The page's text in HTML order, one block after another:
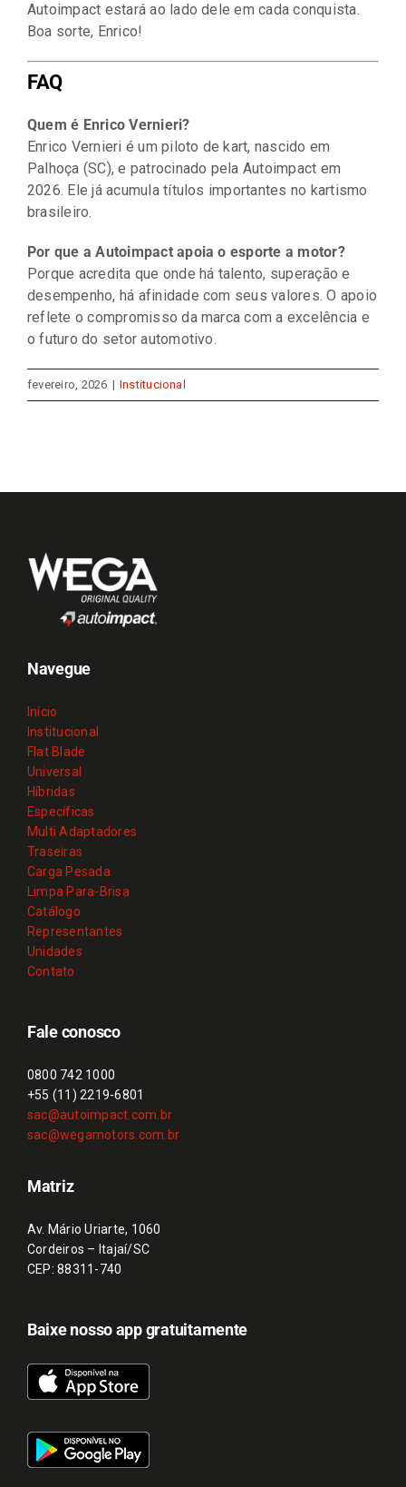
Autoimpact estará ao lado dele em cada conquista.
Boa sorte, Enrico!
FAQ
Quem é Enrico Vernieri?
Enrico Vernieri é um piloto de kart, nascido em
Palhoça (SC), e patrocinado pela Autoimpact em
2026. Ele já acumula títulos importantes no kartismo
brasileiro.
Por que a Autoimpact apoia o esporte a motor?
Porque acredita que onde há talento, superação e
desempenho, há afinidade com seus valores. O apoio
reflete o compromisso da marca com a excelência e
o futuro do setor automotivo.
fevereiro, 2026 | Institucional
Navegue
Início
Institucional
Flat Blade
Universal
Híbridas
Específicas
Multi Adaptadores
Traseiras
Carga Pesada
Limpa Para-Brisa
Catálogo
Representantes
Unidades
Contato
Fale conosco
0800 742 1000
+55 (11) 2219-6801
sac@autoimpact.com.br
sac@wegamotors.com.br
Matriz
Av. Mário Uriarte, 1060
Cordeiros – Itajaí/SC
CEP: 88311-740
Baixe nosso app gratuitamente